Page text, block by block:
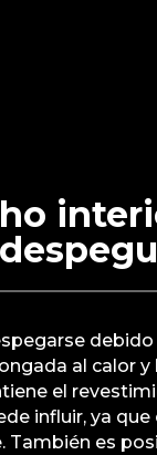
debido
al calor y
el
influir, ya que
También es